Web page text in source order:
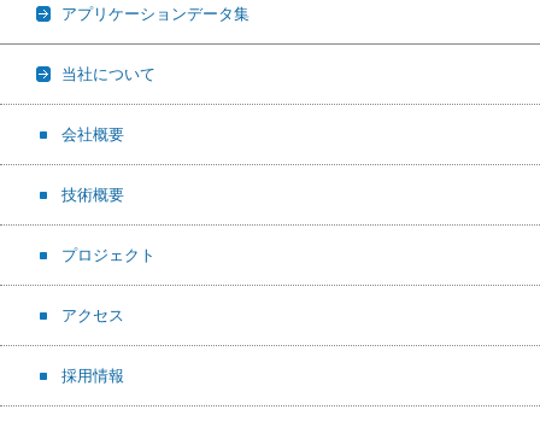
アプリケーションデータ集
当社について
会社概要
技術概要
プロジェクト
アクセス
採用情報